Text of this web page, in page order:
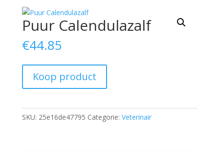
Puur Calendulazalf
€44.85
Koop product
SKU: 25e16de47795 Categorie: Veterinair